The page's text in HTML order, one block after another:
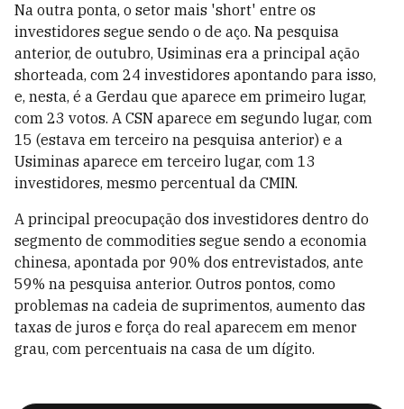
Na outra ponta, o setor mais 'short' entre os
investidores segue sendo o de aço. Na pesquisa
anterior, de outubro, Usiminas era a principal ação
shorteada, com 24 investidores apontando para isso,
e, nesta, é a Gerdau que aparece em primeiro lugar,
com 23 votos. A CSN aparece em segundo lugar, com
15 (estava em terceiro na pesquisa anterior) e a
Usiminas aparece em terceiro lugar, com 13
investidores, mesmo percentual da CMIN.
A principal preocupação dos investidores dentro do
segmento de commodities segue sendo a economia
chinesa, apontada por 90% dos entrevistados, ante
59% na pesquisa anterior. Outros pontos, como
problemas na cadeia de suprimentos, aumento das
taxas de juros e força do real aparecem em menor
grau, com percentuais na casa de um dígito.